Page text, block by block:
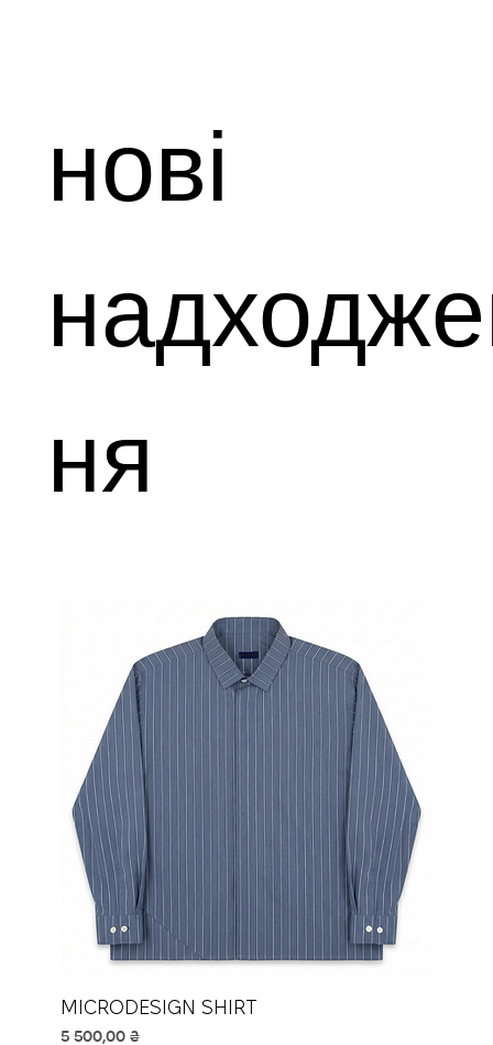
нові
ня
MICRODESIGN SHIRT
Ціна
5 500,00 ₴